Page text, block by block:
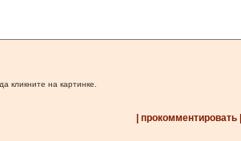
кликните на картинке.
| прокомментировать |